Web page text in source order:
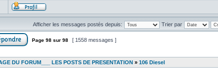
Afficher les messages postés depuis: Trier par
Page 98 sur 98 [ 1558 messages ]
DU FORUM___ LES POSTS DE PRESENTATION » 106 Diesel